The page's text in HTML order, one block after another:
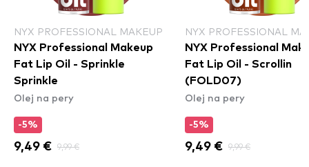
NYX PROFESSIONAL MAKEUP
NYX Professional Makeup
Fat Lip Oil - Sprinkle
Sprinkle​
Olej na pery
-5%
9,49 € 9,99 €
NYX PROFESSIONAL
NYX Professional
Fat Lip Oil - Scrollin
(FOLD07)
Olej na pery
-5%
9,49 € 9,99 €